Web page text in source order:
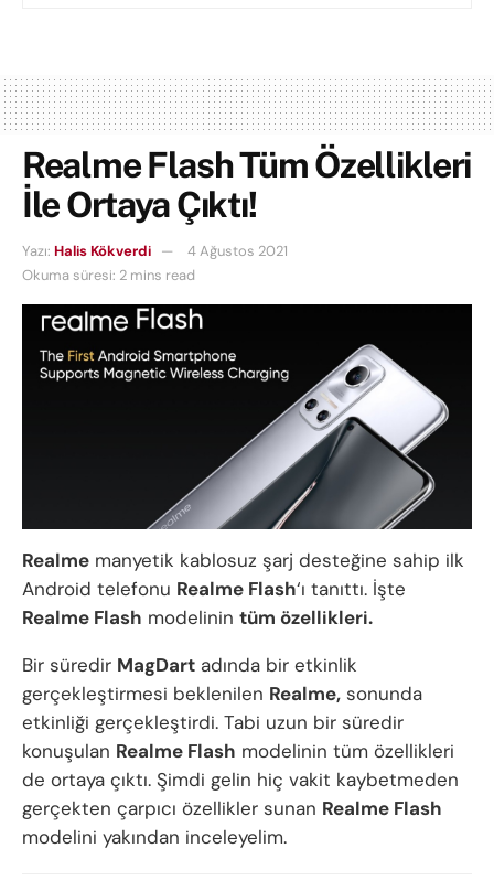
Realme Flash Tüm Özellikleri
İle Ortaya Çıktı!
Yazı: Halis Kökverdi
4 Ağustos 2021
Okuma süresi: 2 mins read
Realme manyetik kablosuz şarj desteğine sahip ilk
Android telefonu Realme Flash‘ı tanıttı. İşte
Realme Flash modelinin tüm özellikleri.
Bir süredir MagDart adında bir etkinlik
gerçekleştirmesi beklenilen Realme, sonunda
etkinliği gerçekleştirdi. Tabi uzun bir süredir
konuşulan Realme Flash modelinin tüm özellikleri
de ortaya çıktı. Şimdi gelin hiç vakit kaybetmeden
gerçekten çarpıcı özellikler sunan Realme Flash
modelini yakından inceleyelim.